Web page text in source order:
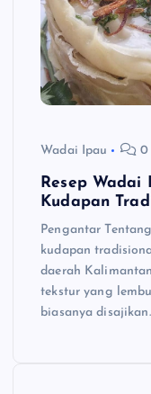
Wadai Ipau 0
Resep
Kudapan
Pengantar
kudapan
daerah
tekstur yang
biasanya